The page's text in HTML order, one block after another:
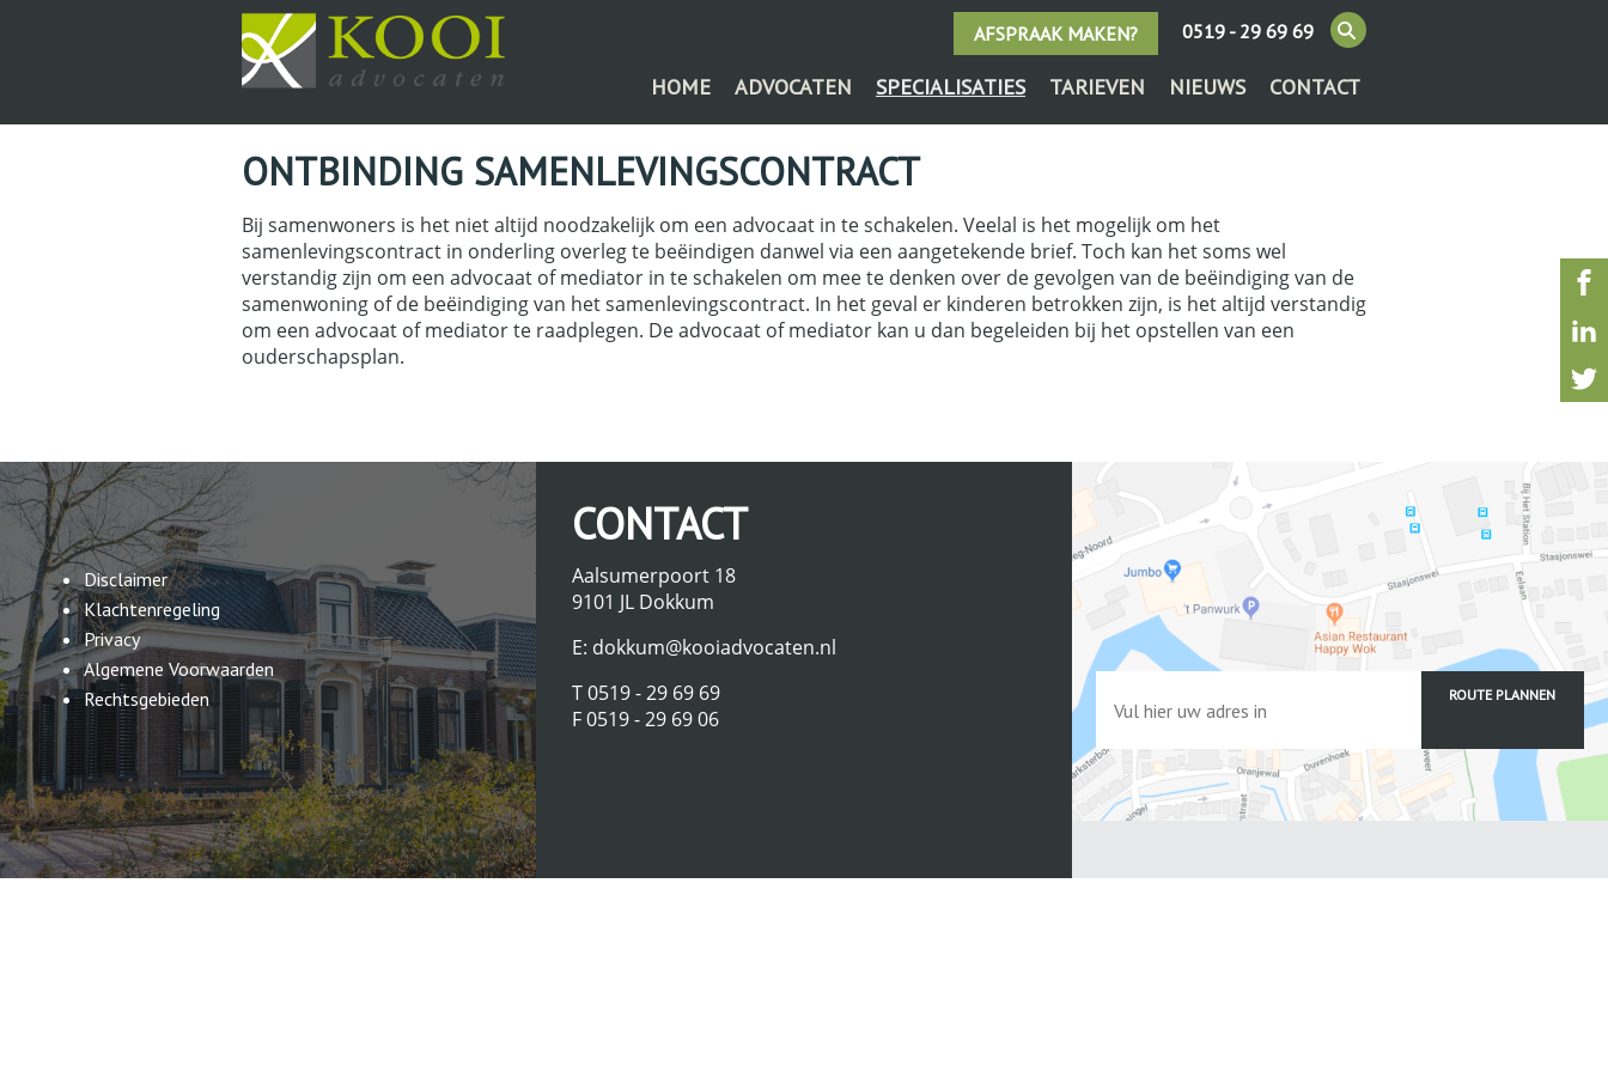
AFSPRAAK MAKEN? 0519 - 29 69 69
HOME ADVOCATEN SPECIALISATIES TARIEVEN NIEUWS CONTACT
ONTBINDING SAMENLEVINGSCONTRACT
Bij samenwoners is het niet altijd noodzakelijk om een advocaat in te schakelen. Veelal is het mogelijk om het
samenlevingscontract in onderling overleg te beëindigen danwel via een aangetekende brief. Toch kan het soms wel
verstandig zijn om een advocaat of mediator in te schakelen om mee te denken over de gevolgen van de beëindiging van de
samenwoning of de beëindiging van het samenlevingscontract. In het geval er kinderen betrokken zijn, is het altijd verstandig
om een advocaat of mediator te raadplegen. De advocaat of mediator kan u dan begeleiden bij het opstellen van een
ouderschapsplan.
Disclaimer
Klachtenregeling
Privacy
Algemene Voorwaarden
Rechtsgebieden
CONTACT
Aalsumerpoort 18
9101 JL Dokkum
E: dokkum@kooiadvocaten.nl
T 0519 - 29 69 69
F 0519 - 29 69 06
ROUTE PLANNEN